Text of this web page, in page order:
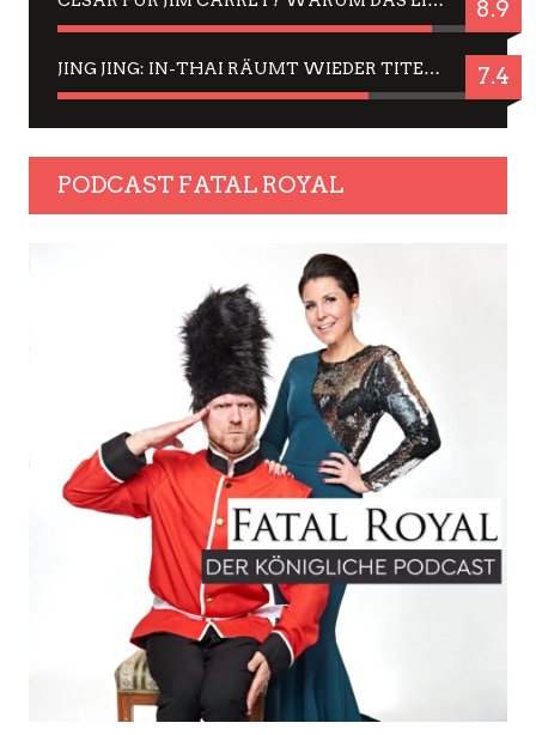
8.9
JING JING: IN-THAI RÄUMT WIEDER TITEL AB – EIN ZWEI-STUNDEN-ERLEBNISBERICHT 7.4
PODCAST FATAL ROYAL